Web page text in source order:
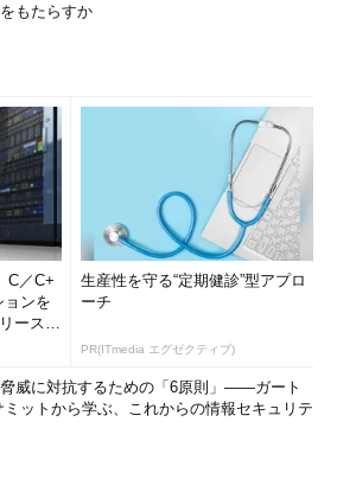
もたらすか
C／C+
ョンを
ースを
生産性を守る“定期健診”型アプロ
ーチ
PR(ITmedia エグゼクティブ)
威に対抗するための「6原則」――ガート
ミットから学ぶ、これからの情報セキュリテ